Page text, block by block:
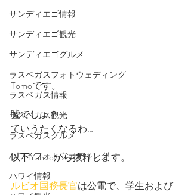
サンディエゴ情報
サンディエゴ観光
サンディエゴグルメ
ラスベガスフォトウェディング
ラスベガス情報
ラスベガス観光
ラスベガスグルメ
ハワイフォトウェディング
ハワイ情報
Tomoです。
嘘でしょ？
ていうたくなるわ…
以下Yahooから抜粋します。
ルビオ国務長官は公電で、学生および